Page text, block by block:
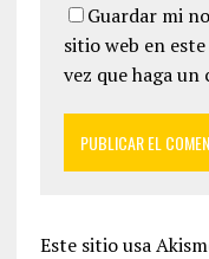
Guardar mi
sitio web en
vez que haga
Este sitio usa